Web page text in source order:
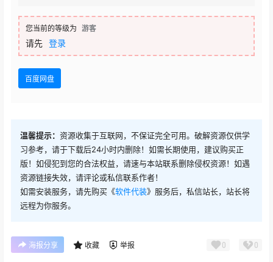
您当前的等级为 游客
请先 登录
百度网盘
温馨提示： 资源收集于互联网，不保证完全可用。破解资源仅供学
习参考，请于下载后24小时内删除！如需长期使用，建议购买正
版！如侵犯到您的合法权益，请速与本站联系删除侵权资源！如遇
资源链接失效，请评论或私信联系作者！
如需安装服务，请先购买《软件代装》服务后，私信站长，站长将
远程为你服务。
海报分享 收藏 举报 0 0